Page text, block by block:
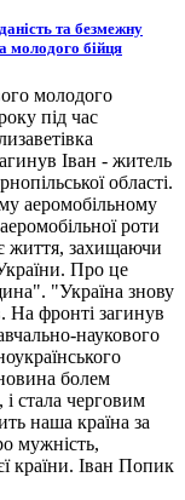
та безмежну
молодого бійця
молодого
під час
Іван - житель
області.
аеромобільному
роти
життя, захищаючи
України. Про це
"Україна знову
На фронті загинув
наукового
болем
і стала черговим
наша країна за
мужність,
країни. Іван Попик